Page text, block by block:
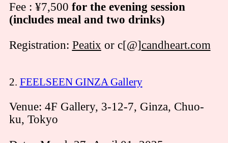
Fee : ¥7,500 for the evening session
(includes meal and two drinks)
Registration: Peatixor c[@]candheart.com
2. FEELSEEN GINZA Gallery
Venue: 4F Gallery, 3-12-7, Ginza, Chuo-
ku, Tokyo